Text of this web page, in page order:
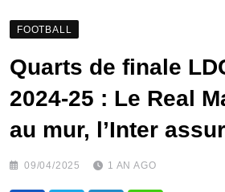
FOOTBALL
Quarts de finale
2024-25 : Le Real
au mur, l’Inter
09/04/2025 1 AN AGO